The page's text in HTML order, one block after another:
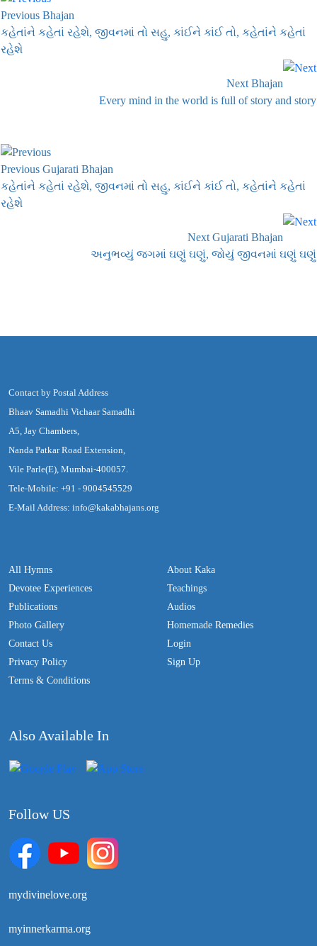
Previous Bhajan
કહેતાંને કહેતાં રહેશે, જીવનમાં તો સહુ, કાંઈને કાંઈ તો, કહેતાંને કહેતાં
રહેશે
Next Bhajan
Every mind in the world is full of story and story
Previous Gujarati Bhajan
કહેતાંને કહેતાં રહેશે, જીવનમાં તો સહુ, કાંઈને કાંઈ તો, કહેતાંને કહેતાં
રહેશે
Next Gujarati Bhajan
અનુભવ્યું જગમાં ઘણું ઘણું, જોયું જીવનમાં ઘણું ઘણું
Contact by Postal Address
Bhaav Samadhi Vichaar Samadhi
A5, Jay Chambers,
Nanda Patkar Road Extension,
Vile Parle(E), Mumbai-400057.
Tele-Mobile: +91 - 9004545529
E-Mail Address: info@kakabhajans.org
All Hymns
Devotee Experiences
Publications
Photo Gallery
Contact Us
Privacy Policy
Terms & Conditions
About Kaka
Teachings
Audios
Homemade Remedies
Login
Sign Up
Also Available In
Follow US
mydivinelove.org
myinnerkarma.org